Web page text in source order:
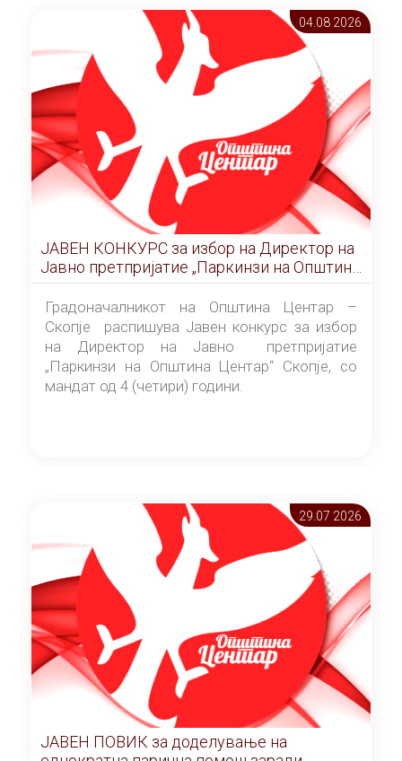
Скопје” број 9/2026), за времетраење од 3
(три) години од денот на потпишувањето на
Договорот за закуп со најповолниот
понудувач.
04.08 2026
ЈАВЕН КОНКУРС за избор на Директор на
Јавно претпријатие „Паркинзи на Општина
Центар“ – Скопје
Градоначалникот на Општина Центар –
Скопје распишува Јавен конкурс за избор
на Директор на Јавно претпријатие
„Паркинзи на Општина Центар“ Скопје, со
мандат од 4 (четири) години.
29.07 2026
ЈАВЕН ПОВИК за доделување на